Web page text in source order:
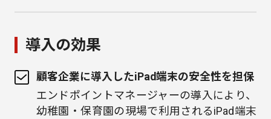
導入の効果
顧客企業に導入したiPad端末の安全性を担保
エンドポイントマネージャーの導入により、
幼稚園・保育園の現場で利用されるiPad端末